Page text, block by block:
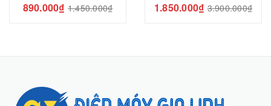
890.000₫ 1.450.000₫ 1.850.000₫ 3.900.000₫